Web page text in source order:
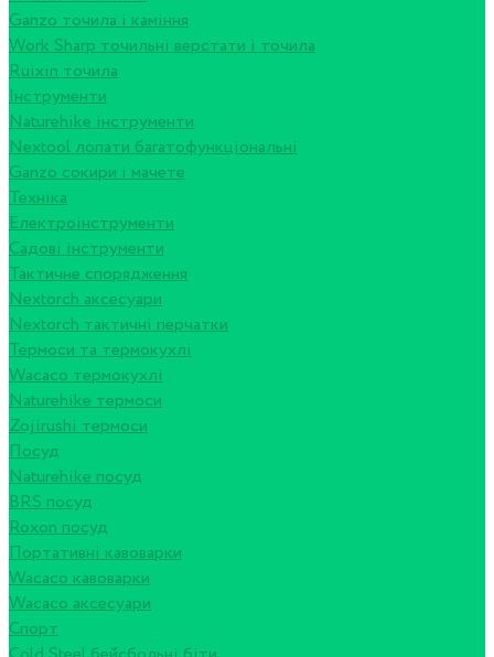
Ganzo точила і каміння
Work Sharp точильні верстати і точила
Ruixin точила
Інструменти
Naturehike інструменти
Nextool лопати багатофункціональні
Ganzo сокири і мачете
Техніка
Електроінструменти
Садові інструменти
Тактичне спорядження
Nextorch аксесуари
Nextorch тактичні перчатки
Термоси та термокухлі
Wacaco термокухлі
Naturehike термоси
Zojirushi термоси
Посуд
Naturehike посуд
BRS посуд
Roxon посуд
Портативні кавоварки
Wacaco кавоварки
Wacaco аксесуари
Спорт